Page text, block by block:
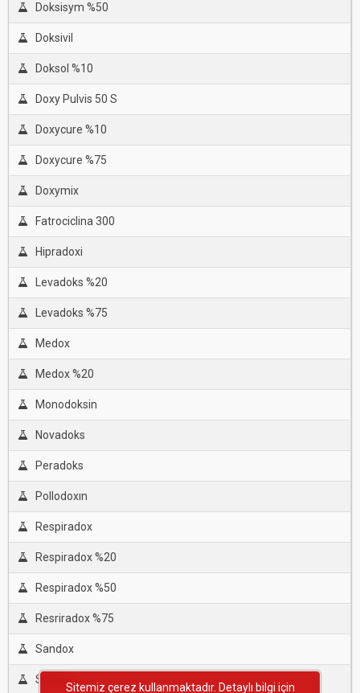
Doksisym %50
Doksivil
Doksol %10
Doxy Pulvis 50 S
Doxycure %10
Doxycure %75
Doxymix
Fatrociclina 300
Hipradoxi
Levadoks %20
Levadoks %75
Medox
Medox %20
Monodoksin
Novadoks
Peradoks
Pollodoxın
Respiradox
Respiradox %20
Respiradox %50
Resriradox %75
Sandox
Simdox
Sitemiz çerez kullanmaktadır. Detaylı bilgi için